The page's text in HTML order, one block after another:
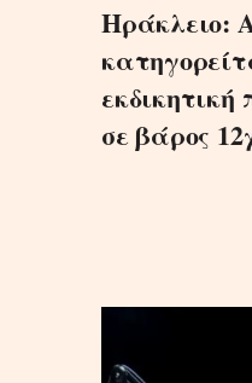
Ηράκλειο:
σε βάρος